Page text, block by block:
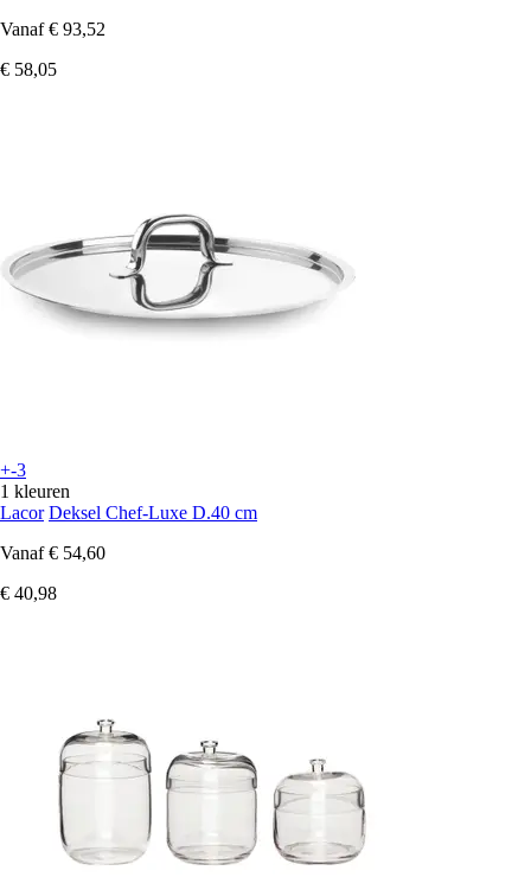
Vanaf € 93,52
€ 58,05
+-3
1 kleuren
Lacor Deksel Chef-Luxe D.40 cm
Vanaf € 54,60
€ 40,98